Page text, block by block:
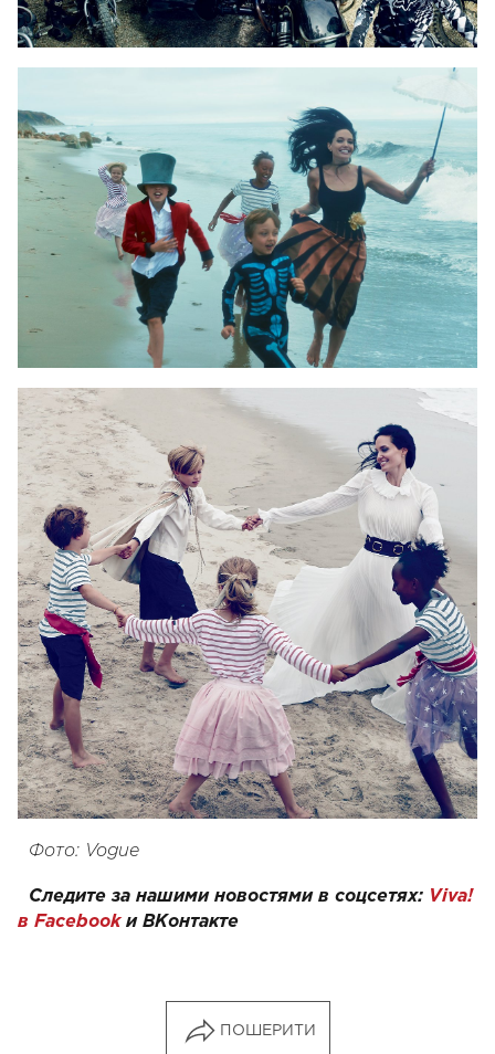
Фото: Vogue
Следите за нашими новостями в соцсетях: Viva!
в Facebookи ВКонтакте
ПОШЕРИТИ